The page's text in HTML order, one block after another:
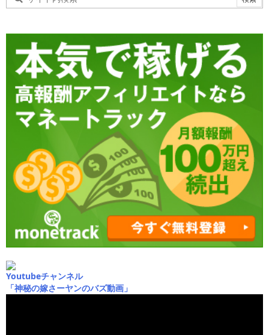
Youtubeチャンネル
「神秘の嫁さーヤンのバズ動画」